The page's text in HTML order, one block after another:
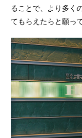
ることで、より多く
てもらえたらと願っ